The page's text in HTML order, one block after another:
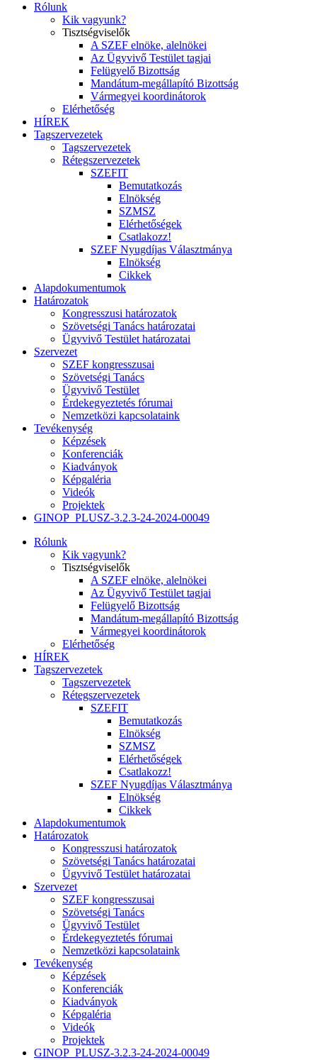
Rólunk
Kik vagyunk?
Tisztségviselők
A SZEF elnöke, alelnökei
Az Ügyvivő Testület tagjai
Felügyelő Bizottság
Mandátum-megállapító Bizottság
Vármegyei koordinátorok
Elérhetőség
HÍREK
Tagszervezetek
Tagszervezetek
Rétegszervezetek
SZEFIT
Bemutatkozás
Elnökség
SZMSZ
Elérhetőségek
Csatlakozz!
SZEF Nyugdíjas Választmánya
Elnökség
Cikkek
Alapdokumentumok
Határozatok
Kongresszusi határozatok
Szövetségi Tanács határozatai
Ügyvivő Testület határozatai
Szervezet
SZEF kongresszusai
Szövetségi Tanács
Ügyvivő Testület
Érdekegyeztetés fórumai
Nemzetközi kapcsolataink
Tevékenység
Képzések
Konferenciák
Kiadványok
Képgaléria
Videók
Projektek
GINOP_PLUSZ-3.2.3-24-2024-00049
Rólunk
Kik vagyunk?
Tisztségviselők
A SZEF elnöke, alelnökei
Az Ügyvivő Testület tagjai
Felügyelő Bizottság
Mandátum-megállapító Bizottság
Vármegyei koordinátorok
Elérhetőség
HÍREK
Tagszervezetek
Tagszervezetek
Rétegszervezetek
SZEFIT
Bemutatkozás
Elnökség
SZMSZ
Elérhetőségek
Csatlakozz!
SZEF Nyugdíjas Választmánya
Elnökség
Cikkek
Alapdokumentumok
Határozatok
Kongresszusi határozatok
Szövetségi Tanács határozatai
Ügyvivő Testület határozatai
Szervezet
SZEF kongresszusai
Szövetségi Tanács
Ügyvivő Testület
Érdekegyeztetés fórumai
Nemzetközi kapcsolataink
Tevékenység
Képzések
Konferenciák
Kiadványok
Képgaléria
Videók
Projektek
GINOP_PLUSZ-3.2.3-24-2024-00049